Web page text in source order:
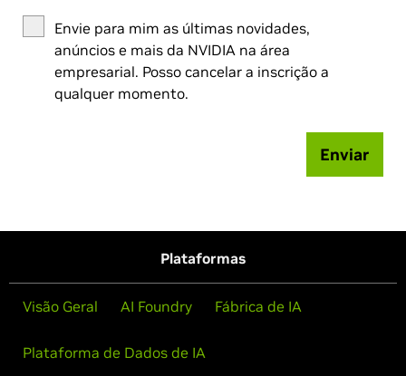
Envie para mim as últimas novidades,
anúncios e mais da NVIDIA na área
empresarial. Posso cancelar a inscrição a
qualquer momento.
Enviar
Plataformas
Visão Geral AI Foundry Fábrica de IA
Plataforma de Dados de IA